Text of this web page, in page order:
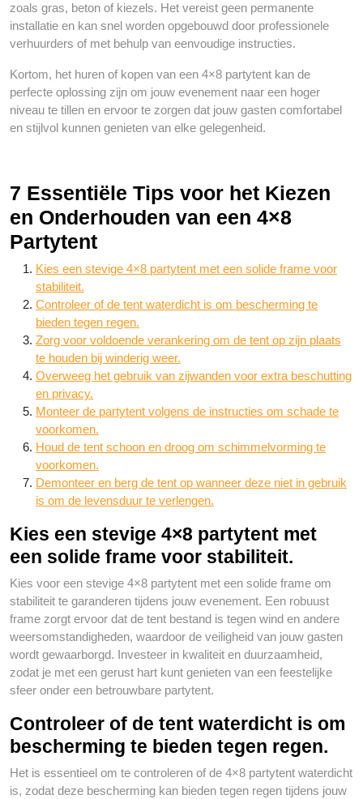
zoals gras, beton of kiezels. Het vereist geen permanente
installatie en kan snel worden opgebouwd door professionele
verhuurders of met behulp van eenvoudige instructies.
Kortom, het huren of kopen van een 4×8 partytent kan de
perfecte oplossing zijn om jouw evenement naar een hoger
niveau te tillen en ervoor te zorgen dat jouw gasten comfortabel
en stijlvol kunnen genieten van elke gelegenheid.
7 Essentiële Tips voor het Kiezen
en Onderhouden van een 4×8
Partytent
Kies een stevige 4×8 partytent met een solide frame voor
stabiliteit.
Controleer of de tent waterdicht is om bescherming te
bieden tegen regen.
Zorg voor voldoende verankering om de tent op zijn plaats
te houden bij winderig weer.
Overweeg het gebruik van zijwanden voor extra beschutting
en privacy.
Monteer de partytent volgens de instructies om schade te
voorkomen.
Houd de tent schoon en droog om schimmelvorming te
voorkomen.
Demonteer en berg de tent op wanneer deze niet in gebruik
is om de levensduur te verlengen.
Kies een stevige 4×8 partytent met
een solide frame voor stabiliteit.
Kies voor een stevige 4×8 partytent met een solide frame om
stabiliteit te garanderen tijdens jouw evenement. Een robuust
frame zorgt ervoor dat de tent bestand is tegen wind en andere
weersomstandigheden, waardoor de veiligheid van jouw gasten
wordt gewaarborgd. Investeer in kwaliteit en duurzaamheid,
zodat je met een gerust hart kunt genieten van een feestelijke
sfeer onder een betrouwbare partytent.
Controleer of de tent waterdicht is om
bescherming te bieden tegen regen.
Het is essentieel om te controleren of de 4×8 partytent waterdicht
is, zodat deze bescherming kan bieden tegen regen tijdens jouw